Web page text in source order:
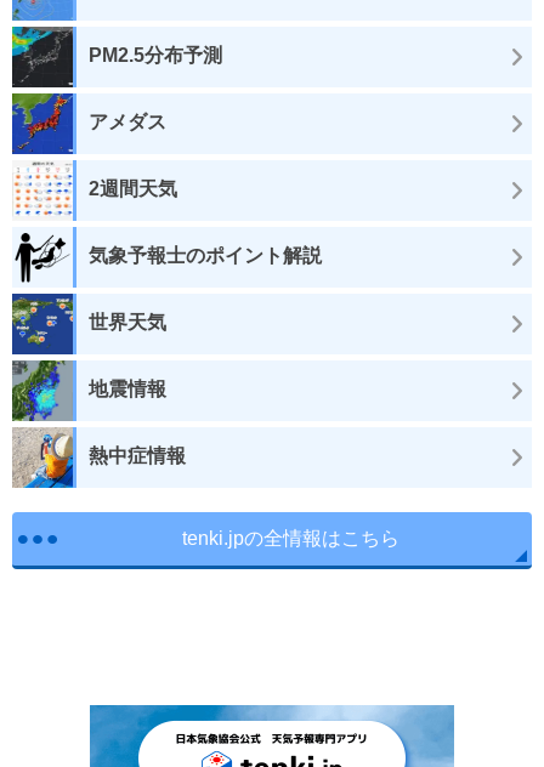
PM2.5分布予測
アメダス
2週間天気
気象予報士のポイント解説
世界天気
地震情報
熱中症情報
tenki.jpの全情報はこちら